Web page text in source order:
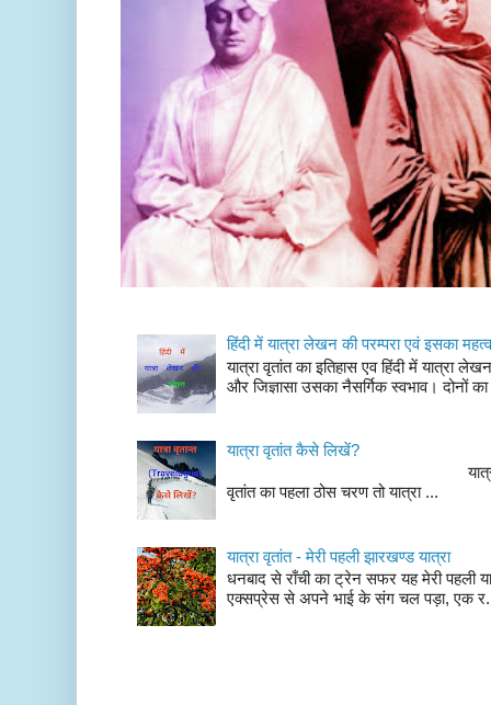
हिंदी में यात्रा लेखन की परम्परा एवं इसका महत्व
यात्रा वृतांत का इतिहास एव हिंदी में यात्रा
और जिज्ञासा उसका नैसर्गिक स्वभाव। दोनों
यात्रा वृतांत कैसे लिखें?
यात्रा वृतांत लेखन के
वृतांत का पहला ठोस चरण तो यात्रा ...
यात्रा वृतांत - मेरी पहली झारखण्ड यात्रा
धनबाद से राँची का ट्रेन सफर यह मेरी पहली
एक्सप्रेस से अपने भाई के संग चल पड़ा, एक